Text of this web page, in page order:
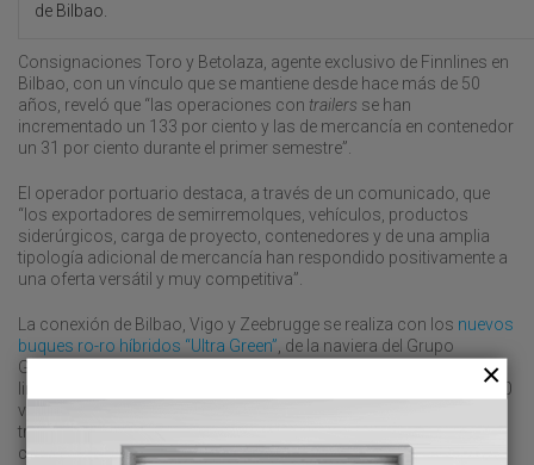
de Bilbao.
Consignaciones Toro y Betolaza, agente exclusivo de Finnlines en
Bilbao, con un vínculo que se mantiene desde hace más de 50
años, reveló que “las operaciones con trailers se han
incrementado un 133 por ciento y las de mercancía en contenedor
un 31 por ciento durante el primer semestre”.
El operador portuario destaca, a través de un comunicado, que
“los exportadores de semirremolques, vehículos, productos
siderúrgicos, carga de proyecto, contenedores y de una amplia
tipología adicional de mercancía han respondido positivamente a
una oferta versátil y muy competitiva”.
La conexión de Bilbao, Vigo y Zeebrugge se realiza con los nuevos
buques ro-ro híbridos “Ultra Green”, de la naviera del Grupo
Grimaldi, que tienen una capacidad de transporte de 5.800 metros
lineales cada una, con capacidad de hasta 420 remolques o 2.500
vehículos nuevos, y que también están diseñados para
transportar cualquier tipo de mercancía general, así como
componentes eólicos, como palas de aerogeneradores.